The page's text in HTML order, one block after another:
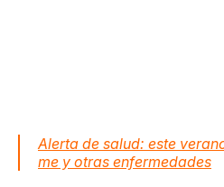
Alerta de salud: este
me y otras enfermedades